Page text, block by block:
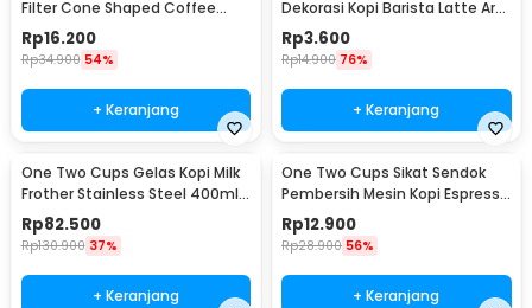
Filter Cone Shaped Coffee
Dripper 1 PCS - K741
Rp16.200
Rp34.900 54%
+ Keranjang
Dekorasi Kopi Barista Latte Art
Needle 13cm - F3F27
Rp3.600
Rp14.900 76%
+ Keranjang
One Two Cups Gelas Kopi Milk
Frother Stainless Steel 400ml -
WZ0011
Rp82.500
Rp130.900 37%
+ Keranjang
One Two Cups Sikat Sendok
Pembersih Mesin Kopi Espresso
2in1 - 8809
Rp12.900
Rp28.900 56%
+ Keranjang